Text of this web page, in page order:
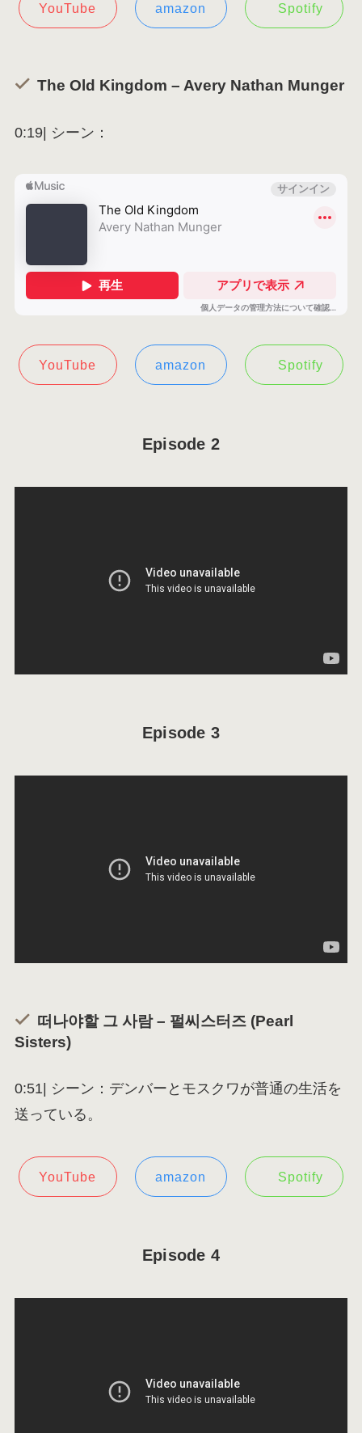
YouTube amazon Spotify
The Old Kingdom – Avery Nathan Munger
0:19| シーン：
YouTube amazon Spotify
Episode 2
Episode 3
떠나야할 그 사람 – 펄씨스터즈 (Pearl
Sisters)
0:51| シーン：デンバーとモスクワが普通の生活を
送っている。
YouTube amazon Spotify
Episode 4